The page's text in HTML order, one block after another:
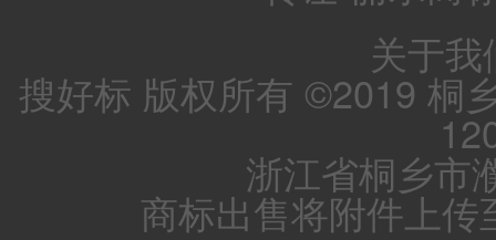
关于我
搜好标 版权所有 ©2019 桐
浙江省桐乡市
商标出售将附件上传